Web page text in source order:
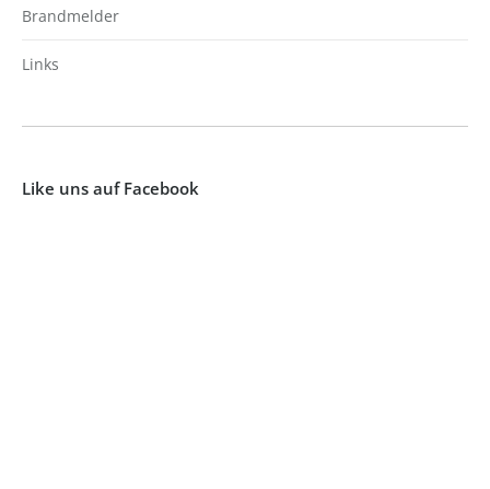
Brandmelder
Links
Like uns auf Facebook